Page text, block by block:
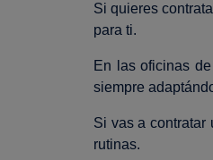
Si quieres
para ti.
En las oficinas
siempre
Si vas a contratar
rutinas.